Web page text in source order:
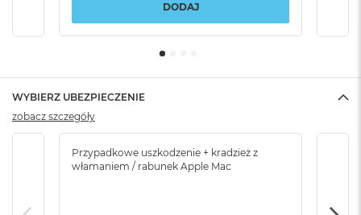
DODAJ
WYBIERZ UBEZPIECZENIE
Przypadkowe uszkodzenie + kradzież z
włamaniem / rabunek Apple Mac
zobacz szczegóły